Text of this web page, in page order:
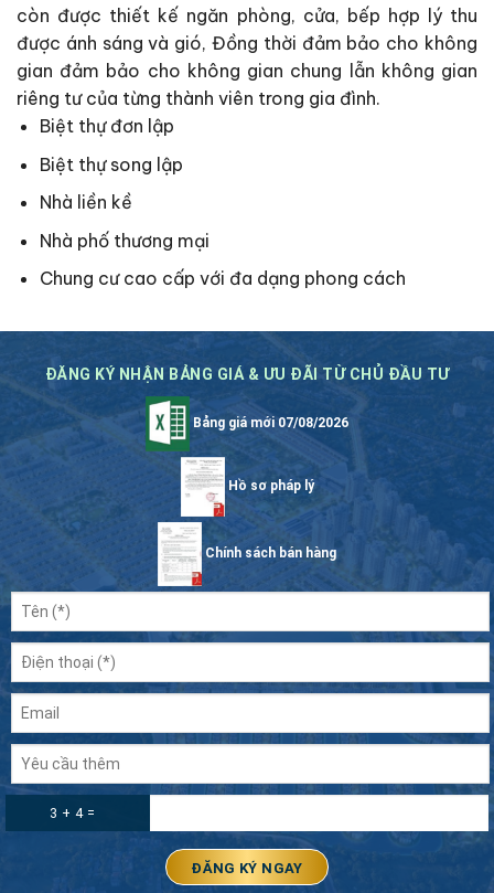
còn được thiết kế ngăn phòng, cửa, bếp hợp lý thu
được ánh sáng và gió, Đồng thời đảm bảo cho không
gian đảm bảo cho không gian chung lẫn không gian
riêng tư của từng thành viên trong gia đình.
Biệt thự đơn lập
Biệt thự song lập
Nhà liền kề
Nhà phố thương mại
Chung cư cao cấp với đa dạng phong cách
ĐĂNG KÝ NHẬN BẢNG GIÁ & ƯU ĐÃI TỪ CHỦ ĐẦU TƯ
Bảng giá mới 07/08/2026
Hồ sơ pháp lý
Chính sách bán hàng
3 + 4 =